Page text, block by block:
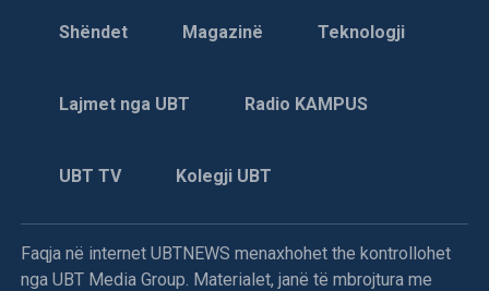
Shëndet Magazinë Teknologji
Lajmet nga UBT Radio KAMPUS
UBT TV Kolegji UBT
Faqja në internet UBTNEWS menaxhohet the kontrollohet
nga UBT Media Group. Materialet, janë të mbrojtura me